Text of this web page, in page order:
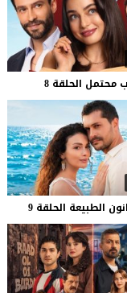
محتمل الحلقة 8
الطبيعة الحلقة 9